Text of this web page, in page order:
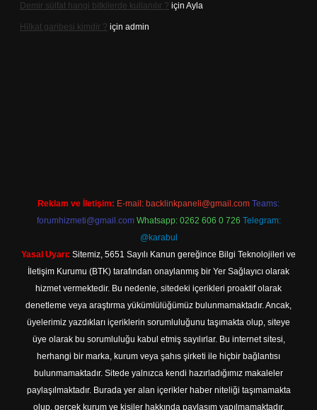
Demir sülfat hangi bitkilerde kullanılır ? için Ayla
Hilkat garibesi kimdir ? için admin
Reklam ve İletişim: E-mail: backlinkpaneli@gmail.com Teams:
forumhizmeti@gmail.com Whatsapp: 0262 606 0 726 Telegram:
@karabul
Yasal Uyarı: Sitemiz, 5651 Sayılı Kanun gereğince Bilgi Teknolojileri ve
İletişim Kurumu (BTK) tarafından onaylanmış bir Yer Sağlayıcı olarak
hizmet vermektedir. Bu nedenle, sitedeki içerikleri proaktif olarak
denetleme veya araştırma yükümlülüğümüz bulunmamaktadır. Ancak,
üyelerimiz yazdıkları içeriklerin sorumluluğunu taşımakta olup, siteye
üye olarak bu sorumluluğu kabul etmiş sayılırlar. Bu internet sitesi,
herhangi bir marka, kurum veya şahıs şirketi ile hiçbir bağlantısı
bulunmamaktadır. Sitede yalnızca kendi hazırladığımız makaleler
paylaşılmaktadır. Burada yer alan içerikler haber niteliği taşımamakta
olup, gerçek kurum ve kişiler hakkında paylaşım yapılmamaktadır.